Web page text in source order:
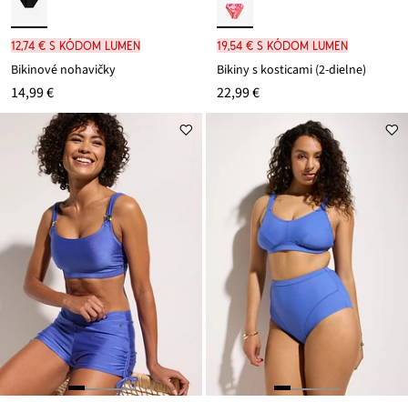
12,74 € s kódom LUMEN
Bikinové nohavičky
14,99 €
19,54 € s kódom LUMEN
Bikiny s kosticami (2-dielne)
22,99 €